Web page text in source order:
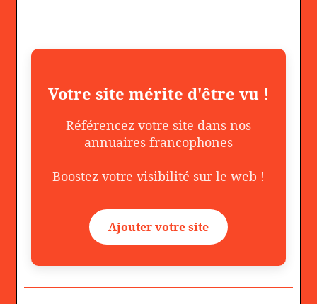
Votre site mérite d'être vu !
Référencez votre site dans nos
annuaires francophones
Boostez votre visibilité sur le web !
Ajouter votre site